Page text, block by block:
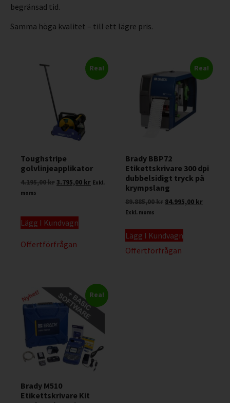
begränsad tid.
Samma höga kvalitet – till ett lägre pris.
Rea!
Toughstripe
golvlinjeapplikator
4.195,00kr3.795,00 kr Exkl.
moms
Lägg I Kundvagn
Offertförfrågan
Rea!
Brady BBP72
Etikettskrivare 300 dpi
dubbelsidigt tryck på
krympslang
89.885,00kr 84.995,00 kr
Exkl. moms
Lägg I Kundvagn
Offertförfrågan
Rea!
Brady M510
Etikettskrivare Kit